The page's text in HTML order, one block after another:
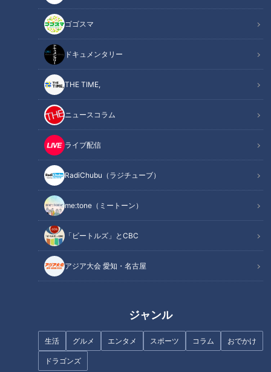
ゴゴスマ
ドキュメンタリー
THE TIME,
ニュースコラム
ライブ配信
RadiChubu（ラジチューブ）
me:tone（ミートーン）
「ビートルズ」とCBC
アジア大会 愛知・名古屋
ジャンル
生活 グルメ エンタメ スポーツ コラム おでかけ
ドラゴンズ
この記事を見たあなたへのおすすめ
大須で味わう新感覚の手羽先！
豊富なフレーバーが人気の「手
羽先むすめ」